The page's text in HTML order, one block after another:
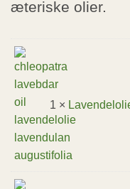
æteriske olier.
1 ×